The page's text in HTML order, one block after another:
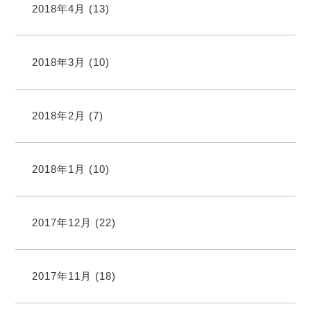
2018年4月 (13)
2018年3月 (10)
2018年2月 (7)
2018年1月 (10)
2017年12月 (22)
2017年11月 (18)